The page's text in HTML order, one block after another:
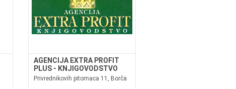
AGENCIJA EXTRA PROFIT
PLUS - KNJIGOVODSTVO
Privrednikovih pitomaca 11, Borča